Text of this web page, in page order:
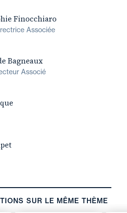
Finocchiaro
Associée
Bagneaux
Associé
SUR LE MÊME THÈME